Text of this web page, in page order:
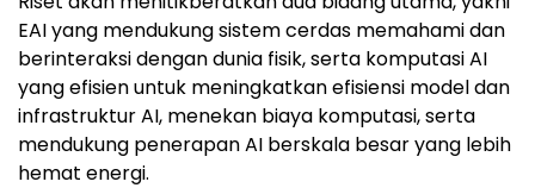
EAI yang mendukung sistem cerdas memahami dan
berinteraksi dengan dunia fisik, serta komputasi AI
yang efisien untuk meningkatkan efisiensi model dan
infrastruktur AI, menekan biaya komputasi, serta
mendukung penerapan AI berskala besar yang lebih
hemat energi.